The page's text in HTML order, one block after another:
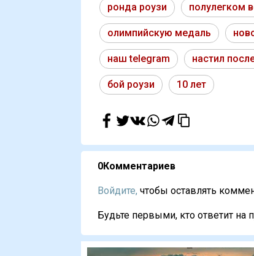
ронда роузи полулегком
олимпийскую медаль
наш telegram настил
бой роузи 10 лет
0Комментариев
Войдите, чтобы оставлять
Будьте первыми, кто ответит на